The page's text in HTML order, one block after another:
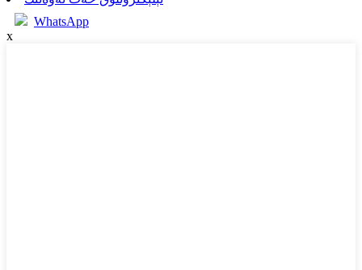
WhatsApp
x